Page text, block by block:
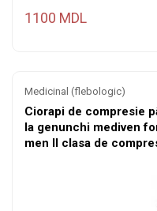
1100 MDL
Medicinal (flebologic)
Ciorapi de compresie
la genunchi mediven
men II clasa de